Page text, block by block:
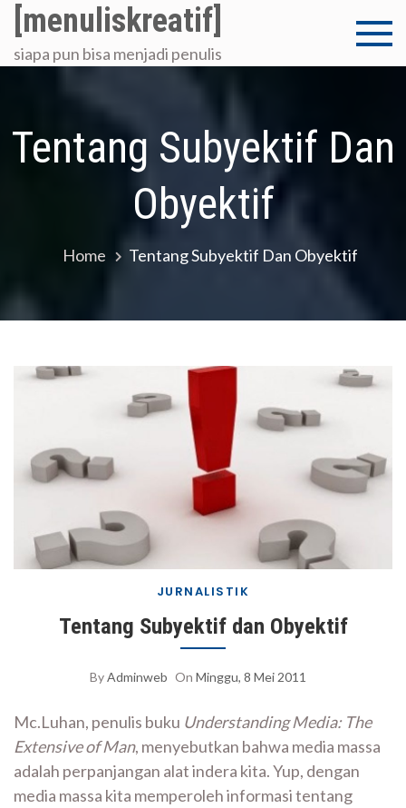
Skip
content
[menuliskreatif]
siapa pun bisa menjadi penulis
Tentang Subyektif Dan
Obyektif
Home Tentang Subyektif Dan Obyektif
JURNALISTIK
Tentang Subyektif dan Obyektif
ByAdminweb On Minggu, 8 Mei 2011
Mc.Luhan, penulis buku Understanding Media: The
Extensive of Man, menyebutkan bahwa media massa
adalah perpanjangan alat indera kita. Yup, dengan
media massa kita memperoleh informasi tentang